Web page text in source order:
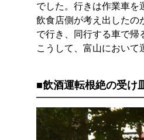
でした。行きは作業車を
飲食店側が考え出したの
で行き、同行する車で帰
こうして、富山において
■飲酒運転根絶の受け